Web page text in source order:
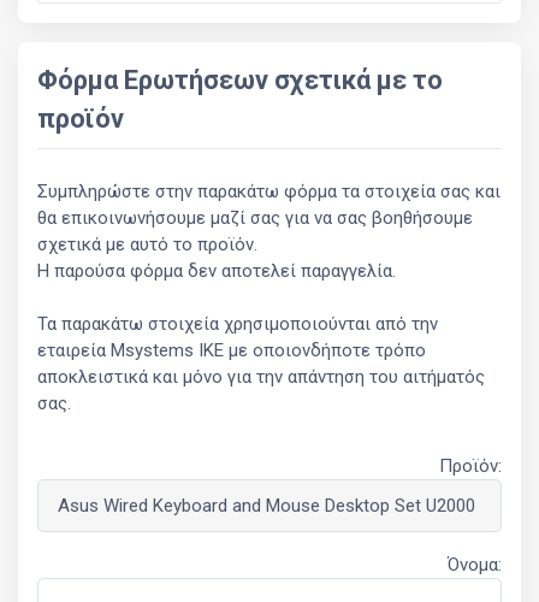
Φόρμα Ερωτήσεων σχετικά με το
προϊόν
Συμπληρώστε στην παρακάτω φόρμα τα στοιχεία σας και
θα επικοινωνήσουμε μαζί σας για να σας βοηθήσουμε
σχετικά με αυτό το προϊόν.
Η παρούσα φόρμα δεν αποτελεί παραγγελία.
Τα παρακάτω στοιχεία χρησιμοποιούνται από την
εταιρεία Msystems ΙΚΕ με οποιονδήποτε τρόπο
αποκλειστικά και μόνο για την απάντηση του αιτήματός
σας.
Προϊόν:
Όνομα: